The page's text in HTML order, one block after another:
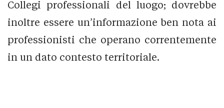
Collegi professionali del luogo; dovrebbe
inoltre essere un’informazione ben nota ai
professionisti che operano correntemente
in un dato contesto territoriale.